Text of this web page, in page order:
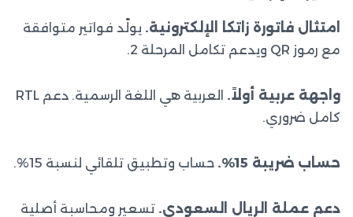
امتثال فاتورة زاتكا الإلكترونية. يولّد فواتير متوافقة
مع رموز QR ويدعم تكامل المرحلة 2.
واجهة عربية أولاً.
العربية هي اللغة الرسمية. دعم RTL
كامل ضروري.
حساب ضريبة 15%. حساب وتطبيق تلقائي لنسبة 15%.
دعم عملة الريال السعودي. تسعير ومحاسبة أصلية